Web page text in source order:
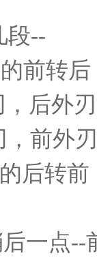
段--
前转
后外
，前外
后转
一点